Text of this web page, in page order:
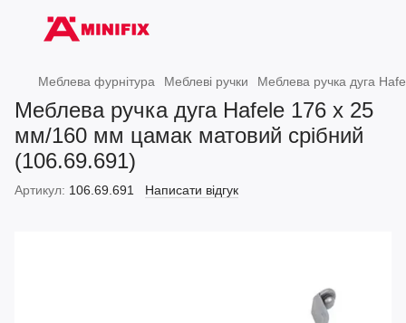
Меблева фурнітура Меблеві ручки Меблева ручка дуга
Меблева ручка дуга Hafele 176 х 25
мм/160 мм цамак матовий срібний
(106.69.691)
Артикул: 106.69.691 Написати відгук